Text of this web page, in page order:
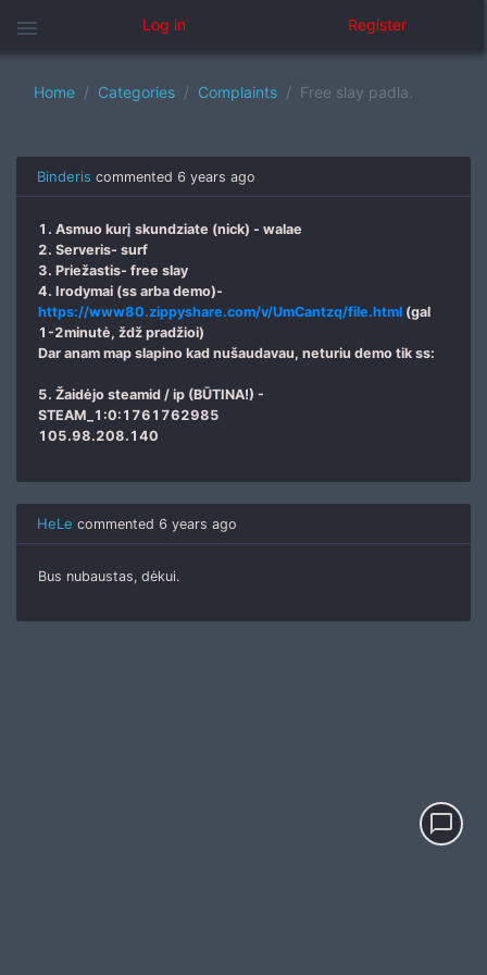
menu Log in Register
Home Categories Complaints Free slay padla.
Binderis commented 6 years ago
1. Asmuo kurį skundziate (nick) - walae
2. Serveris- surf
3. Priežastis- free slay
4. Irodymai (ss arba demo)-
https://www80.zippyshare.com/v/UmCantzq/file.html (gal
1-2minutė, ždž pradžioi)
Dar anam map slapino kad nušaudavau, neturiu demo tik ss:
5. Žaidėjo steamid / ip (BŪTINA!) -
STEAM_1:0:1761762985
105.98.208.140
HeLe commented 6 years ago
Bus nubaustas, dėkui.
chat_bubble_outline